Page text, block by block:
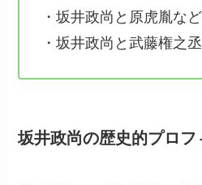
・坂井政尚と原虎胤な
・坂井政尚と武藤権之
坂井政尚の歴史的プロフ